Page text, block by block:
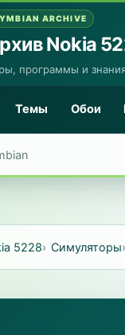
ARCHIVE
Nokia
программы и
Темы Обои
5228 Симуляторы